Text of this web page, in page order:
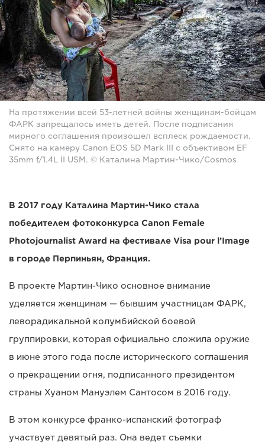
На протяжении всей 53-летней войны женщинам-бойцам
ФАРК запрещалось иметь детей. После подписания
мирного соглашения произошел всплеск рождаемости.
Снято на камеру Canon EOS 5D Mark III с объективом EF
35mm f/1.4L II USM. © Каталина Мартин-Чико/Cosmos
В 2017 году Каталина Мартин-Чико стала
победителем фотоконкурса Canon Female
Photojournalist Award на фестивале Visa pour l’Image
в городе Перпиньян, Франция.
В проекте Мартин-Чико основное внимание
уделяется женщинам — бывшим участницам ФАРК,
леворадикальной колумбийской боевой
группировки, которая официально сложила оружие
в июне этого года после исторического соглашения
о прекращении огня, подписанного президентом
страны Хуаном Мануэлем Сантосом в 2016 году.
В этом конкурсе франко-испанский фотограф
участвует девятый раз. Она ведет съемки